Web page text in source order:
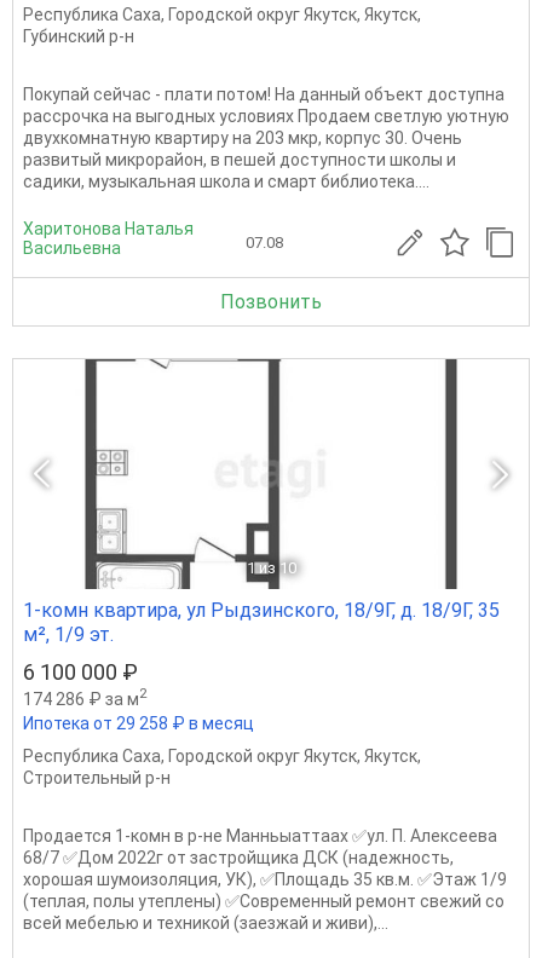
Республика Саха, Городской округ Якутск, Якутск,
Губинский р-н
Покупай сейчас - плати потом! На данный объект доступна
рассрочка на выгодных условиях Продаем светлую уютную
двухкомнатную квартиру на 203 мкр, корпус 30. Очень
развитый микрорайон, в пешей доступности школы и
садики, музыкальная школа и смарт библиотека....
Харитонова Наталья
Васильевна
07.08
Позвонить
1 из 10
1-комн квартира, ул Рыдзинского, 18/9Г, д. 18/9Г, 35
м², 1/9 эт.
6 100 000 ₽
174 286 ₽ за м2
Ипотека от 29 258 ₽ в месяц
Республика Саха, Городской округ Якутск, Якутск,
Строительный р-н
Продается 1-комн в р-не Манньыаттаах ✅ул. П. Алексеева
68/7 ✅Дом 2022г от застройщика ДСК (надежность,
хорошая шумоизоляция, УК), ✅Площадь 35 кв.м. ✅Этаж 1/9
(теплая, полы утеплены) ✅Современный ремонт свежий со
всей мебелью и техникой (заезжай и живи),...